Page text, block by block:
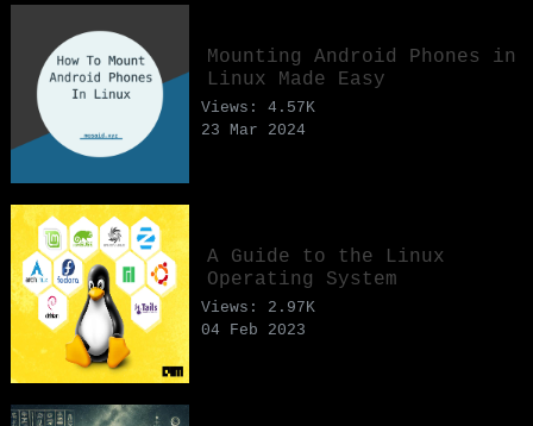
Mounting Android Phones in
Linux Made Easy
Views: 4.57K
23 Mar 2024
A Guide to the Linux
Operating System
Views: 2.97K
04 Feb 2023